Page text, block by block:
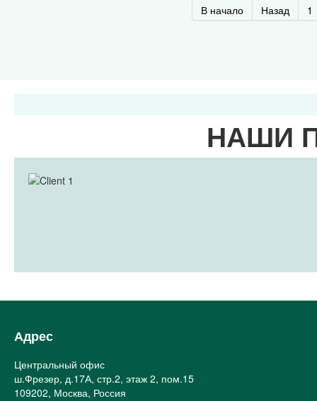
В начало Назад 1
НАШИ
Адрес
Центральный офис
ш.Фрезер, д.17А, стр.2, этаж 2, пом.15
109202, Москва, Россия